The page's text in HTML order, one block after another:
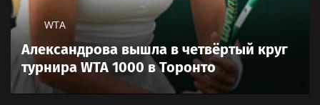
WTA
Александрова вышла в четвёртый круг
турнира WTA 1000 в Торонто